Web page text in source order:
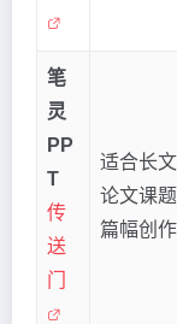
笔
灵
PP
T
传
送
门
适合长
论文课
篇幅创作